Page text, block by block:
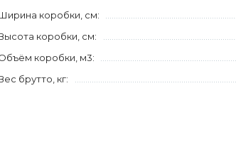
коробки, см:
коробки, см:
коробки, м3:
брутто, кг: